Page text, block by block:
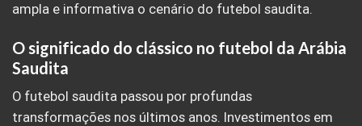
ampla e informativa o cenário do futebol saudita.
O significado do clássico no futebol da Arábia
Saudita
O futebol saudita passou por profundas
transformações nos últimos anos. Investimentos em